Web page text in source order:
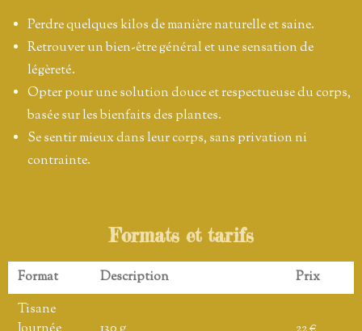
Perdre quelques kilos de manière naturelle et saine.
Retrouver un bien-être général et une sensation de
légèreté.
Opter pour une solution douce et respectueuse du corps,
basée sur les bienfaits des plantes.
Se sentir mieux dans leur corps, sans privation ni
contrainte.
Formats et tarifs
Format Description
Prix
Tisane